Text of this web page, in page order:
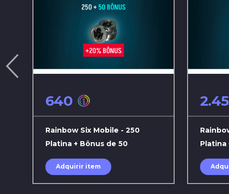
640
Rainbow Six Mobile - 250
Platina + Bônus de 50
Adquirir item
Platina